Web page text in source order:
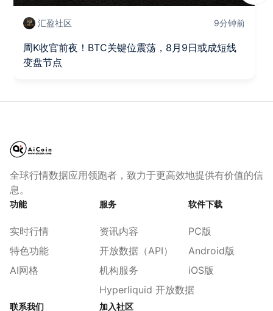
汇盈社区 9分钟前
周K收官前夜！BTC关键位震荡，8月9日或成短线
变盘节点
全球行情数据应用领跑者，致力于更高效地提供有价值的信
息。
功能
实时行情
特色功能
AI网格
服务
资讯内容
开放数据（API）
机构服务
Hyperliquid 开放数据
软件下载
PC版
Android版
iOS版
联系我们 加入社区